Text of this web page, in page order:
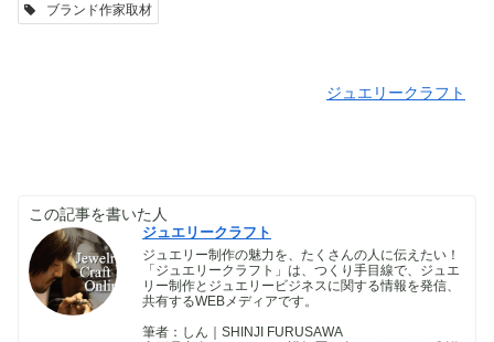
ブランド作家取材
ジュエリークラフト
この記事を書いた人
ジュエリークラフト
ジュエリー制作の魅力を、たくさんの人に伝えたい！
「ジュエリークラフト」は、つくり手目線で、ジュエ
リー制作とジュエリービジネスに関する情報を発信、
共有するWEBメディアです。
筆者：しん｜SHINJI FURUSAWA